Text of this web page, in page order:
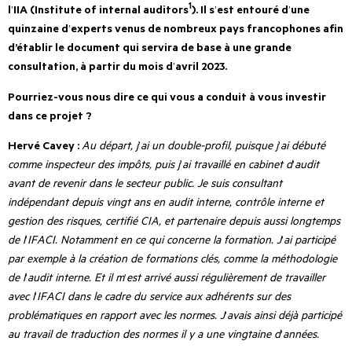
l’IIA (Institute of internal auditors1). Il s’est entouré d’une
quinzaine d’experts venus de nombreux pays francophones afin
d’établir le document qui servira de base à une grande
consultation, à partir du mois d’avril 2023.
Pourriez-vous nous dire ce qui vous a conduit à vous investir
dans ce projet ?
Hervé Cavey :Au départ, j’ai un double-profil, puisque j’ai débuté
comme inspecteur des impôts, puis j’ai travaillé en cabinet d’audit
avant de revenir dans le secteur public. Je suis consultant
indépendant depuis vingt ans en audit interne, contrôle interne et
gestion des risques, certifié CIA, et partenaire depuis aussi longtemps
de l’IFACI. Notamment en ce qui concerne la formation. J’ai participé
par exemple à la création de formations clés, comme la méthodologie
de l’audit interne. Et il m’est arrivé aussi régulièrement de travailler
avec l’IFACI dans le cadre du service aux adhérents sur des
problématiques en rapport avec les normes. J’avais ainsi déjà participé
au travail de traduction des normes il y a une vingtaine d’années.